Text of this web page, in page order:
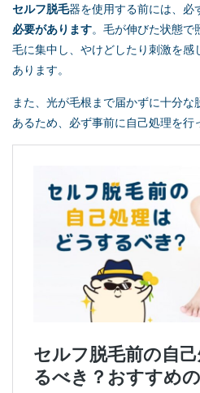
セルフ脱毛器を使用する前には、必
必要があります。毛が伸びた状態で
毛に集中し、やけどしたり刺激を感
あります。
また、光が毛根まで届かずに十分
あるため、必ず事前に自己処理を行